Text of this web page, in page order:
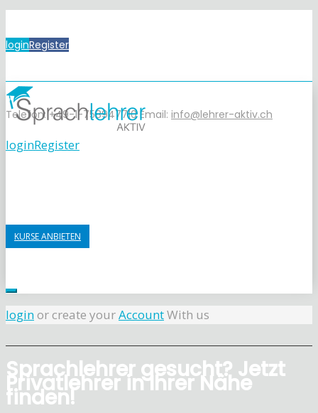
loginRegister
Telefon: +49-1-758947710 Email: info@lehrer-aktiv.ch
loginRegister
KURSE ANBIETEN
loginor create yourAccountWith us
Sprachlehrer gesucht? Jetzt
Privatlehrer in Ihrer Nähe
finden!